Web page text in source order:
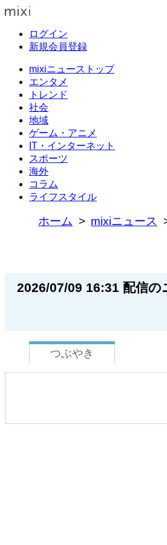
ログイン
新規会員登録
mixiニューストップ
エンタメ
トレンド
社会
地域
ゲーム・アニメ
IT・インターネット
スポーツ
海外
コラム
ライフスタイル
ホーム mixiニュース
2026/07/09 16:31 配信の
つぶやき